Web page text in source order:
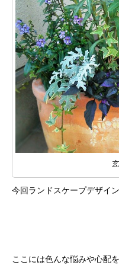
今回ランドスケープデザイ
ここには色んな悩みや心配